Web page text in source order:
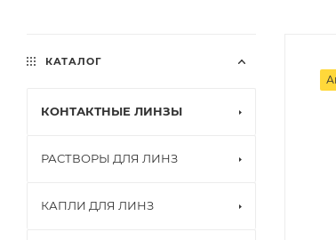
КАТАЛОГ
КОНТАКТНЫЕ ЛИНЗЫ
РАСТВОРЫ ДЛЯ ЛИНЗ
КАПЛИ ДЛЯ ЛИНЗ